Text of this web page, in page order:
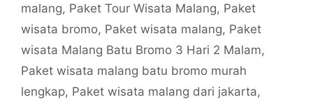
malang, Paket Tour Wisata Malang, Paket
wisata bromo, Paket wisata malang, Paket
wisata Malang Batu Bromo 3 Hari 2 Malam,
Paket wisata malang batu bromo murah
lengkap, Paket wisata malang dari jakarta,